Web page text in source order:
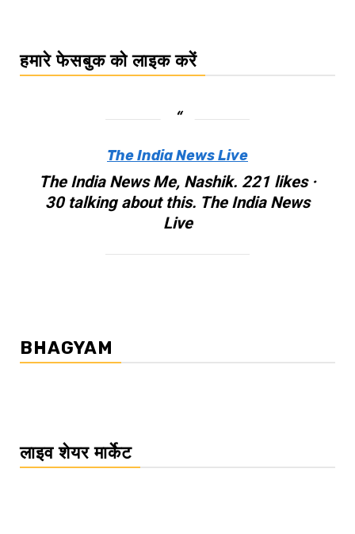
हमारे फेसबुक को लाइक करें
The India News Live
The India News Me, Nashik. 221 likes ·
30 talking about this. The India News
Live
BHAGYAM
लाइव शेयर मार्केट